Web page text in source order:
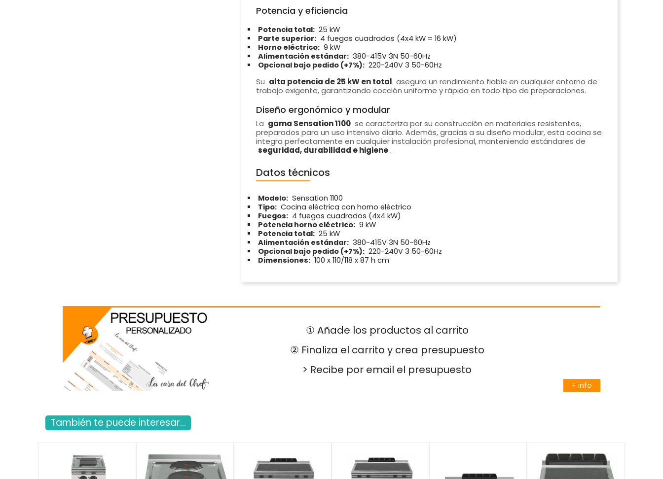
Potencia y eficiencia
Potencia total: 25 kW
Parte superior: 4 fuegos cuadrados (4x4 kW = 16 kW)
Horno eléctrico: 9 kW
Alimentación estándar: 380-415V 3N 50-60Hz
Opcional bajo pedido (+7%): 220-240V 3 50-60Hz
Su alta potencia de 25 kW en total asegura un rendimiento fiable en cualquier entorno de
trabajo exigente, garantizando cocción uniforme y rápida en todo tipo de preparaciones.
Diseño ergonómico y modular
La gama Sensation 1100 se caracteriza por su construcción en materiales resistentes,
preparados para un uso intensivo diario. Además, gracias a su diseño modular, esta cocina se
integra perfectamente en cualquier instalación profesional, manteniendo estándares de
seguridad, durabilidad e higiene .
Datos técnicos
Modelo: Sensation 1100
Tipo: Cocina eléctrica con horno eléctrico
Fuegos: 4 fuegos cuadrados (4x4 kW)
Potencia horno eléctrico: 9 kW
Potencia total: 25 kW
Alimentación estándar: 380-415V 3N 50-60Hz
Opcional bajo pedido (+7%): 220-240V 3 50-60Hz
Dimensiones: 100 x 110/118 x 87 h cm
① Añade los productos al carrito
② Finaliza el carrito y crea presupuesto
> Recibe por email el presupuesto
+ info
También te puede interesar...